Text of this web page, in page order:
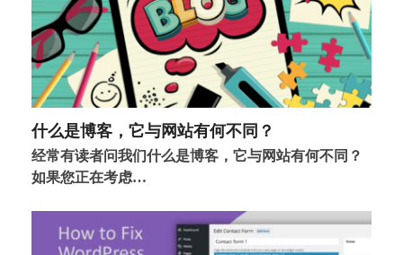
什么是博客，它与网站有何不同？
经常有读者问我们什么是博客，它与网站有何不同？
如果您正在考虑…